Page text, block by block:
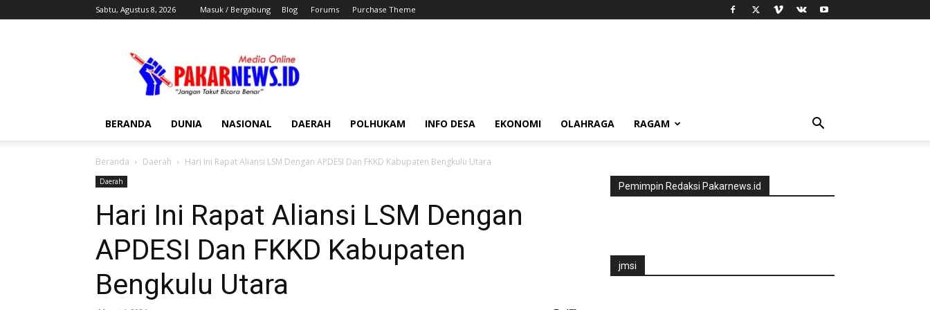
Sabtu, Agustus 8, 2026 Masuk / Bergabung Blog Forums Purchase Theme
BERANDA DUNIA NASIONAL DAERAH POLHUKAM INFO DESA EKONOMI OLAHRAGA RAGAM
Beranda Daerah Hari Ini Rapat Aliansi LSM Dengan APDESI Dan FKKD Kabupaten Bengkulu Utara
Daerah
Hari Ini Rapat Aliansi LSM Dengan
APDESI Dan FKKD Kabupaten
Bengkulu Utara
Pemimpin Redaksi Pakarnews.id
jmsi